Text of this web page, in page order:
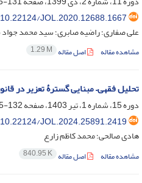
10.22124/JOL.2020.12688.1667
علی صفاری؛ راضیه صابری؛ سید محمد جواد
مشاهده مقاله اصل مقاله 1.29 M
تحلیل فقهی– مبنایی گسترۀ تعزیر در
دوره 15، شماره 1، تیر 1403، صفحه
132-145
10.22124/JOL.2024.25891.2419
هادی صالحی؛ محمد کاظم زارع
مشاهده مقاله اصل مقاله 840.95 K